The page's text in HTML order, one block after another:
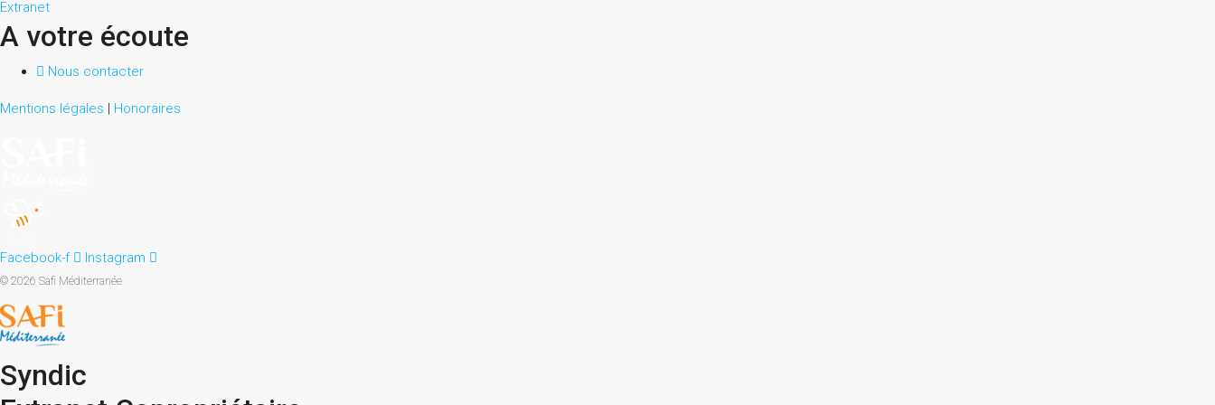
Extranet
A votre écoute
Nous contacter
Mentions légales | Honoraires
Facebook-f Instagram
© 2026 Safi Méditerranée
Syndic